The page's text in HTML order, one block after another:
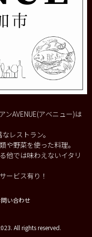
AVENUE(アベニュー)は
レストラン。
や野菜を使った料理。
他では味わえないイタリ
ービス有り！
問い合わせ
All rights reserved.